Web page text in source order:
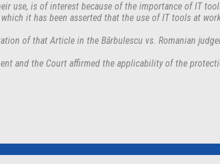
use, is of interest because of the importance of IT
it has been asserted that the use of IT tools at
of that Article in the Bărbulescu vs. Romanian
and the Court affirmed the applicability of the